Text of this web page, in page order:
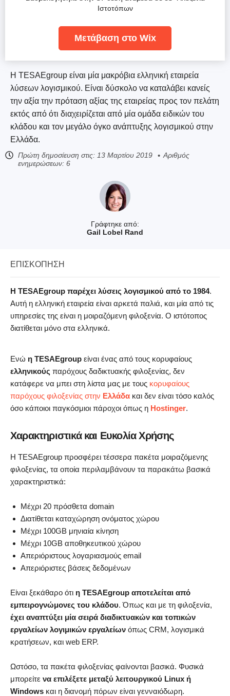
Γράφτηκε από:
Gail Lobel Rand
Η TESAEgroup είναι μία μακρόβια ελληνική εταιρεία
λύσεων λογισμικού. Είναι δύσκολο να καταλάβει κανείς
την αξία την πρόταση αξίας της εταιρείας προς τον πελάτη
εκτός από ότι διαχειρίζεται από μία ομάδα ειδικών του
κλάδου και τον μεγάλο όγκο ανάπτυξης λογισμικού στην
Ελλάδα.
Πρώτη δημοσίευση στις: 13 Μαρτίου 2019
Αριθμός
ενημερώσεων: 6
Ιστοτόπων
Μετάβαση στο Wix
ΕΠΙΣΚΌΠΗΣΗ
Η TESAEgroup παρέχει λύσεις λογισμικού από το 1984.
Αυτή η ελληνική εταιρεία είναι αρκετά παλιά, και μία από τις
υπηρεσίες της είναι η μοιραζόμενη φιλοξενία. Ο ιστότοπος
διατίθεται μόνο στα ελληνικά.
Ενώ η TESAEgroup είναι ένας από τους κορυφαίους
ελληνικούς παρόχους δαδικτυακής φιλοξενίας, δεν
κατάφερε να μπει στη λίστα μας με τους κορυφαίους
παρόχους φιλοξενίας στην Ελλάδα και δεν είναι τόσο καλός
όσο κάποιοι παγκόσμιοι πάροχοι όπως η Hostinger.
Χαρακτηριστικά και Ευκολία Χρήσης
Η TESAEgroup προσφέρει τέσσερα πακέτα μοιραζόμενης
φιλοξενίας, τα οποία περιλαμβάνουν τα παρακάτω βασικά
χαρακτηριστικά:
Μέχρι 20 πρόσθετα domain
Διατίθεται καταχώρηση ονόματος χώρου
Μέχρι 100GB μηνιαία κίνηση
Μέχρι 10GB αποθηκευτικού χώρου
Απεριόριστους λογαριασμούς email
Απεριόριστες βάσεις δεδομένων
Είναι ξεκάθαρο ότι η TESAEgroup αποτελείται από
εμπειρογνώμονες του κλάδου. Όπως και με τη φιλοξενία,
έχει αναπτύξει μία σειρά διαδικτυακών και τοπικών
εργαλείων λογιμικών εργαλείων όπως CRM, λογισμικά
κρατήσεων, και web ERP.
Ωστόσο, τα πακέτα φιλοξενίας φαίνονται βασικά. Φυσικά
μπορείτε να επιλέξετε μεταξύ λειτουργικού Linux ή
Windows και η διανομή πόρων είναι γενναιόδωρη.